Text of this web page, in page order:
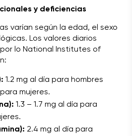
y deficiencias
varían según la edad, el sexo
Los valores diarios
lo National Institutes of
1.2 mg al día para hombres
mujeres.
1.3 – 1.7 mg al día para
2.4 mg al día para